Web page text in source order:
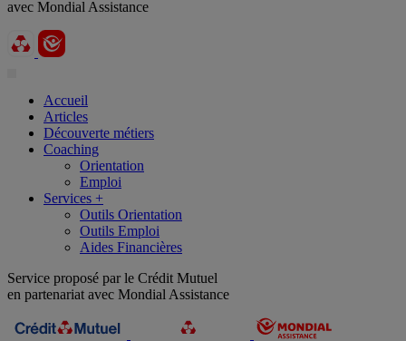
avec Mondial Assistance
Accueil
Articles
Découverte métiers
Coaching
Orientation
Emploi
Services +
Outils Orientation
Outils Emploi
Aides Financières
Service proposé par le Crédit Mutuel
en partenariat avec Mondial Assistance